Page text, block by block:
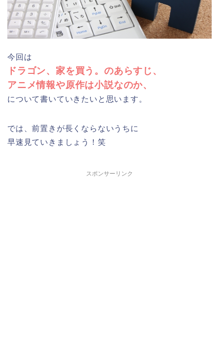
今回は
ドラゴン、家を買う。のあらすじ、
アニメ情報や原作は小説なのか、
について書いていきたいと思います。
では、前置きが長くならないうちに
早速見ていきましょう！笑
スポンサーリンク